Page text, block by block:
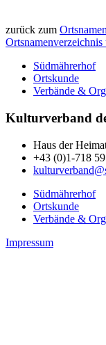
zurück zum
Ortsnamenverzeichnis
Südmährerhof
Ortskunde
Verbände &
Kulturverband
Haus der
+43 (0)1-718
Südmährerhof
Ortskunde
Verbände &
Impressum